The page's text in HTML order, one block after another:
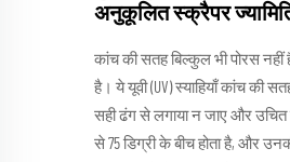
अनुकूलित स्क्रैपर
कांच की सतह बिल्कुल भी पोरस
है। ये यूवी (UV) स्याहियाँ कांच की
सही ढंग से लगाया न जाए और उचित
से 75 डिग्री के बीच होता है, और